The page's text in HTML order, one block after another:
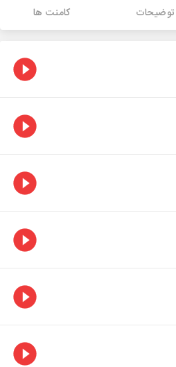
توضیحات کامنت ها